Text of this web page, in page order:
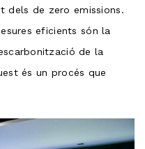
dels de zero emissions.
eficients són la
de la
és un procés que